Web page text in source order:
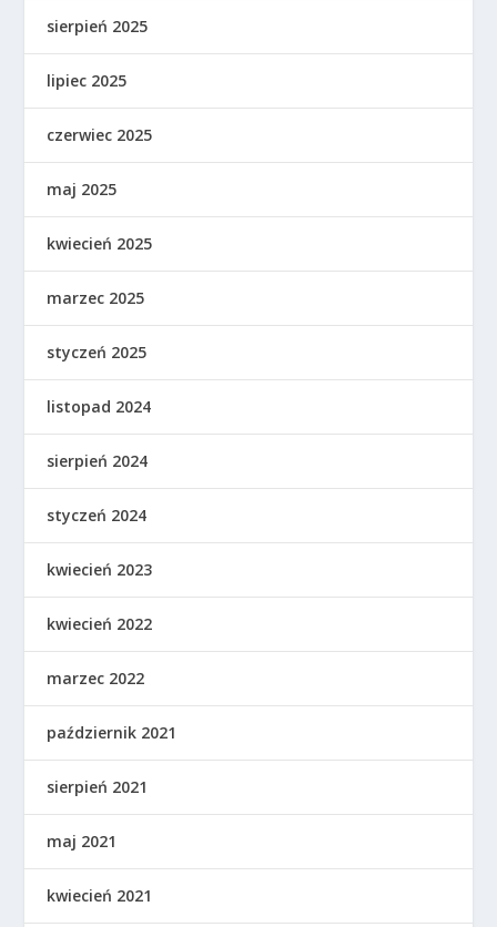
sierpień 2025
lipiec 2025
czerwiec 2025
maj 2025
kwiecień 2025
marzec 2025
styczeń 2025
listopad 2024
sierpień 2024
styczeń 2024
kwiecień 2023
kwiecień 2022
marzec 2022
październik 2021
sierpień 2021
maj 2021
kwiecień 2021